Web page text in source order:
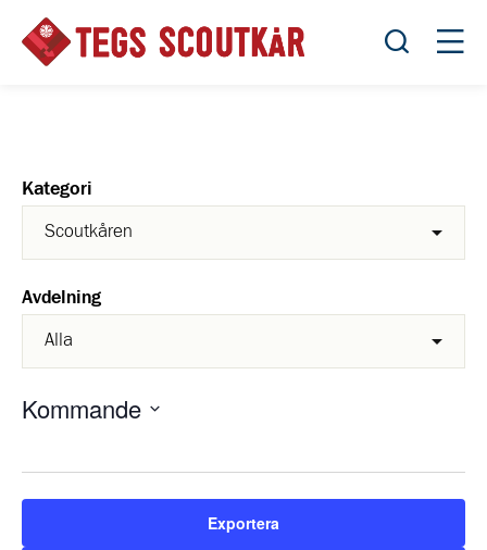
Öppna
Kategori
Avdelning
Kommande
datum.
Exportera